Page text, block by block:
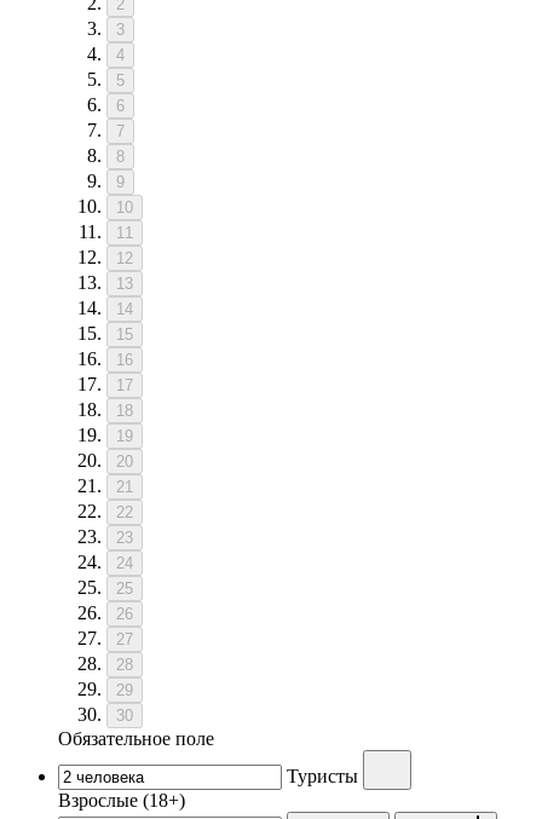
2
3
4
5
6
7
8
9
10
11
12
13
14
15
16
17
18
19
20
21
22
23
24
25
26
27
28
29
30
Обязательное поле
Туристы
Взрослые (18+)